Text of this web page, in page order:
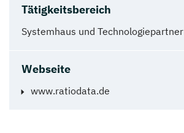
Tätigkeitsbereich
Systemhaus und Technologiepartner
Webseite
www.ratiodata.de